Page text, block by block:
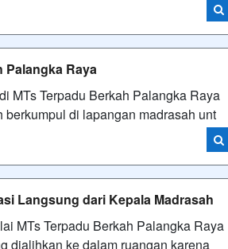
Palangka Raya
MTs Terpadu Berkah Palangka Raya
di lapangan madrasah unt
Langsung dari Kepala Madrasah
MTs Terpadu Berkah Palangka Raya
dialihkan ke dalam ruangan karena